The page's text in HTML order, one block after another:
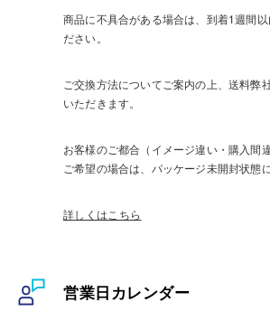
商品に不具合がある場合は、到着1週間
ださい。
ご交換方法についてご案内の上、送料弊
いただきます。
お客様のご都合（イメージ違い・購入間
ご希望の場合は、パッケージ未開封状態
詳しくはこちら
営業日カレンダー